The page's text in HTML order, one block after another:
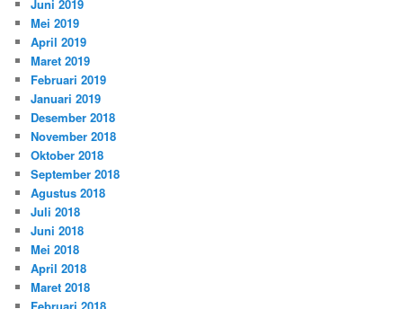
Juni 2019
Mei 2019
April 2019
Maret 2019
Februari 2019
Januari 2019
Desember 2018
November 2018
Oktober 2018
September 2018
Agustus 2018
Juli 2018
Juni 2018
Mei 2018
April 2018
Maret 2018
Februari 2018